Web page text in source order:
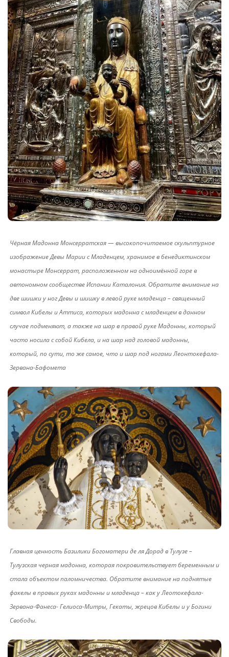
Чёрная Мадонна Монсерратская — высокопочитаемое скульптурное
изображение Девы Марии с Младенцем, хранимое в бенедиктинском
монастыре Монсеррат, расположенном на одноимённой горе в
автономном сообществе Испании Каталония. Обратите внимание на
две шишки у ног Девы и шишку в левой руке младенца – священный
символ Кибелы и Аттиса, которых мадонна с младенцем в данном
случае подменяют, а также на шар в правой руке Мадонны, который
часто носила с собой Кибела, и на шар над головой мадонны,
который, по сути, то же самое, что и шар под ногами Леонтокефала-
Зервана-Бафомета
Главная ценность Базилики Богоматери де ля Дорад в Тулузе –
Тулузская черная мадонна, которая покровительствует беременным и
стала объектом паломничества. Обратите внимание на поднятые
факелы в правых руках мадонны и младенца – как у Леотокефала-
Зервана-Фанеса- Гелиоса-Митры, Гекаты, жрецов Кибелы и у Богини
Свободы.